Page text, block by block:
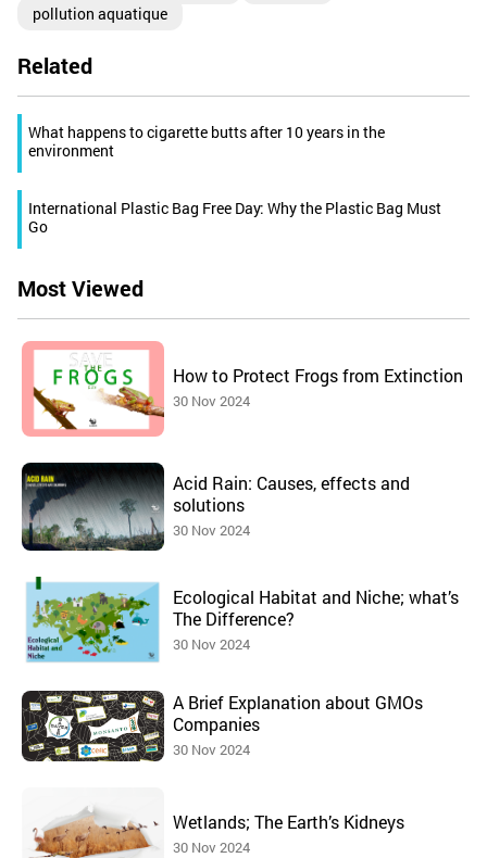
pollution aquatique
Related
What happens to cigarette butts after 10 years in the
environment
International Plastic Bag Free Day: Why the Plastic Bag Must
Go
Most Viewed
How to Protect Frogs from Extinction
30 Nov 2024
Acid Rain: Causes, effects and
solutions
30 Nov 2024
Ecological Habitat and Niche; what’s
The Difference?
30 Nov 2024
A Brief Explanation about GMOs
Companies
30 Nov 2024
Wetlands; The Earth’s Kidneys
30 Nov 2024